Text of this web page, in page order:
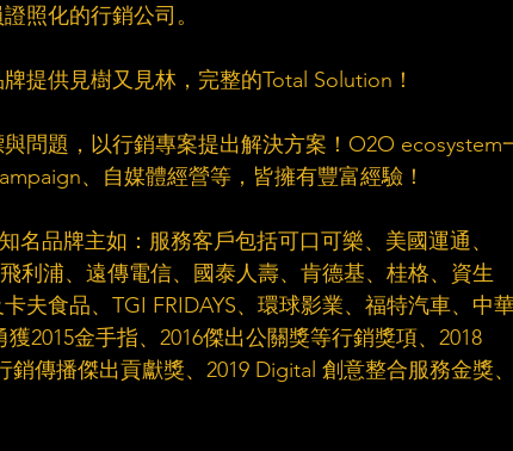
照化的行銷公司。​
提供見樹又見林，完整的Total Solution！​
問題，以行銷專案提出解決方案！O2O ecosystem
、自媒體經營等，皆擁有豐富經驗！​
名品牌主如：服務客戶包括可口可樂、美國運通、
利浦、遠傳電信、國泰人壽、肯德基、桂格、資生
夫食品、TGI FRIDAYS、環球影業、福特汽車、中
2015金手指、2016傑出公關獎等行銷獎項、2018
銷傳播傑出貢獻獎、2019 Digital 創意整合服務金獎